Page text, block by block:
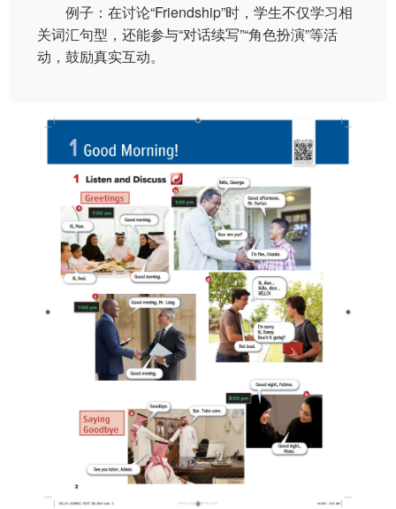
例子：在讨论“Friendship”时，学生不仅学习相
关词汇句型，还能参与“对话续写”“角色扮演”等活
动，鼓励真实互动。